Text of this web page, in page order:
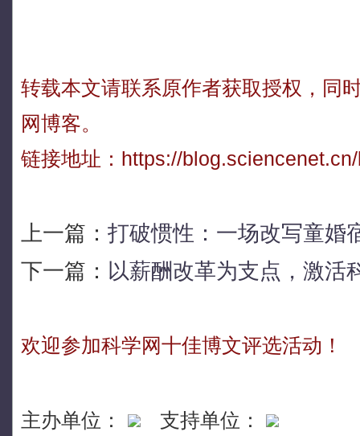
转载本文请联系原作者获取授权，同
网博客。
链接地址： https://
上一篇： 打破惯性：一场改写童婚
下一篇： 以薪酬改革为支点，激活
欢迎参加科学网十佳博文评选活动！
主办单位： 支持单位：